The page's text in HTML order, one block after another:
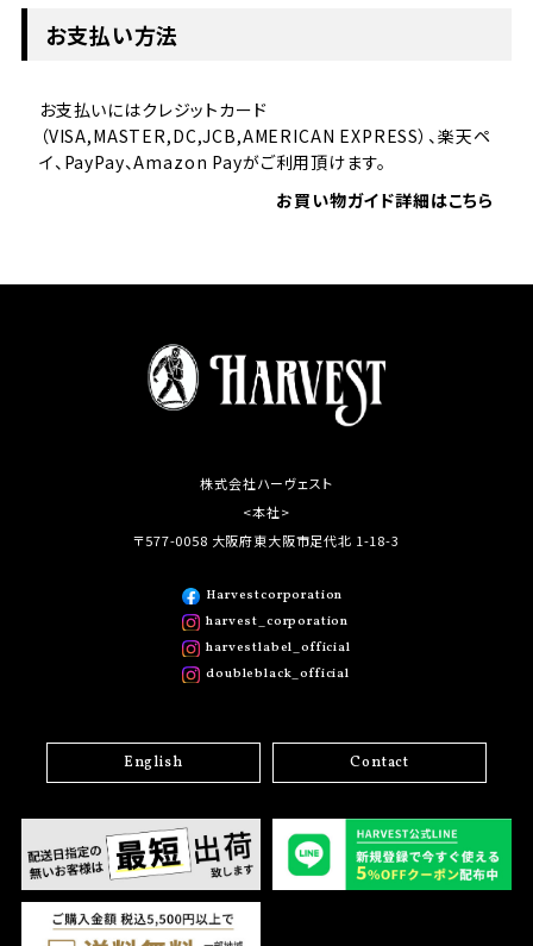
お支払い方法
お支払いにはクレジットカード
（VISA,MASTER,DC,JCB,AMERICAN EXPRESS）、楽天ペ
イ、PayPay、Amazon Payがご利用頂けます。
お買い物ガイド詳細はこちら
株式会社ハーヴェスト
<本社>
〒577-0058 大阪府東大阪市足代北 1-18-3
Harvestcorporation
harvest_corporation
harvestlabel_official
doubleblack_official
English Contact